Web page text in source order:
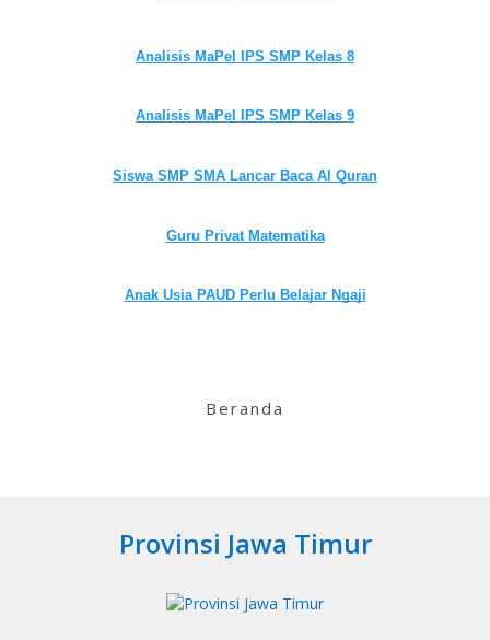
Beranda
Provinsi Jawa Timur